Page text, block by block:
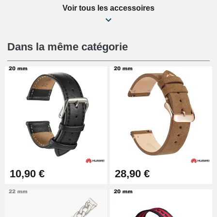
Kit Réparation Montre Débutant
16,90 €
Pied à Coulisse Numérique
9,90 €
Kit Horlogerie Débutant
26,90 €
Boîte Pompe Bracelet Montre -
Diamètre 1,50 mm - 8 à 25 mm
Voir tous les accessoires
Dans la même catégorie
10,90 € 28,90 €